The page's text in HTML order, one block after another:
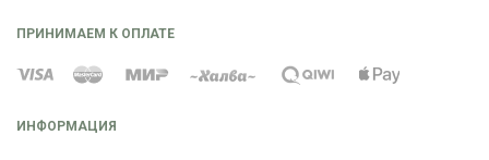
ИНФОРМАЦИЯ
ПРИНИМАЕМ К ОПЛАТЕ